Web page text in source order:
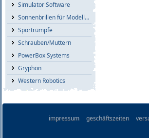
Simulator Software
Sonnenbrillen für Modellflieger
Sportrümpfe
Schrauben/Muttern
PowerBox Systems
Gryphon
Western Robotics
impressum geschäftszeiten